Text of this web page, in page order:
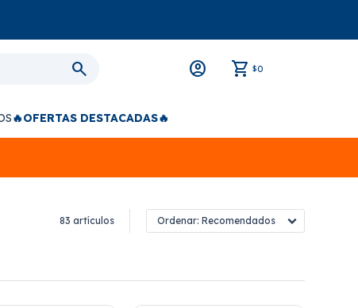
$0
🔥OFERTAS DESTACADAS🔥
83 artículos Recomendados